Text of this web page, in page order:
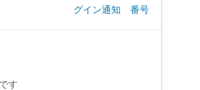
グイン通知 番号
す